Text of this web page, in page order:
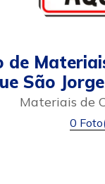
de
São
Materiais de
0